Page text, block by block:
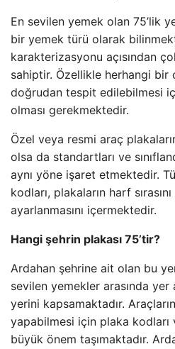
En sevilen yemek olan 75’lik
bir yemek türü olarak
karakterizasyonu açısından
sahiptir. Özellikle herhangi bir
doğrudan tespit edilebilmesi
olması gerekmektedir.
Özel veya resmi araç
olsa da standartları ve
aynı yöne işaret etmektedir.
kodları, plakaların harf
ayarlanmasını içermektedir.
Hangi şehrin plakası 75’tir?
Ardahan şehrine ait olan bu
sevilen yemekler arasında
yerini kapsamaktadır.
yapabilmesi için plaka
büyük önem taşımaktadır.